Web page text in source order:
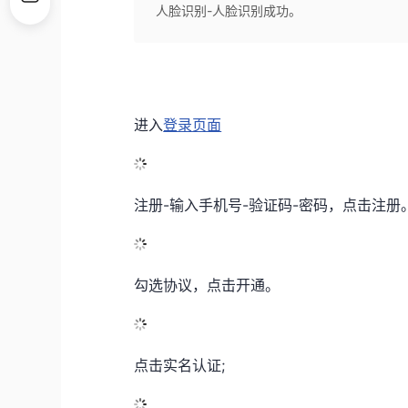
人脸识别-人脸识别成功。
进入登录页面
注册-输入手机号-验证码-密码，点击注册
勾选协议，点击开通。
点击实名认证;